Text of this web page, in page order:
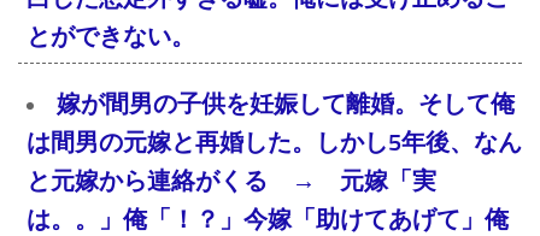
とができない。
嫁が間男の子供を妊娠して離婚。そして俺
は間男の元嫁と再婚した。しかし5年後、なん
と元嫁から連絡がくる → 元嫁「実
は。。」俺「！？」今嫁「助けてあげて」俺